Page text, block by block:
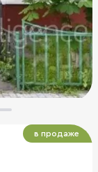
в продаже